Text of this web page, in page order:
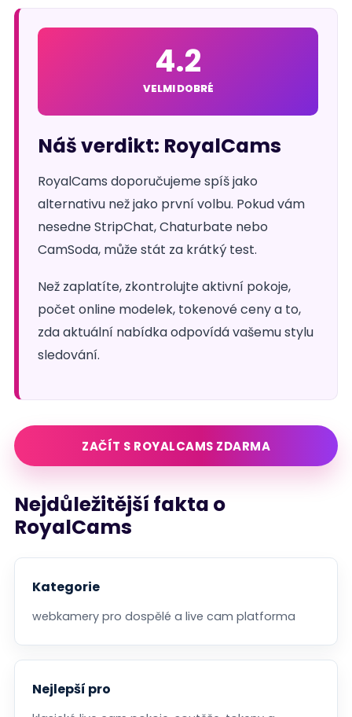
4.2
VELMI DOBRÉ
Náš verdikt: RoyalCams
RoyalCams doporučujeme spíš jako
alternativu než jako první volbu. Pokud vám
nesedne StripChat, Chaturbate nebo
CamSoda, může stát za krátký test.
Než zaplatíte, zkontrolujte aktivní pokoje,
počet online modelek, tokenové ceny a to,
zda aktuální nabídka odpovídá vašemu stylu
sledování.
ZAČÍT S ROYALCAMS ZDARMA
Nejdůležitější fakta o
RoyalCams
Kategorie
webkamery pro dospělé a live cam platforma
Nejlepší pro